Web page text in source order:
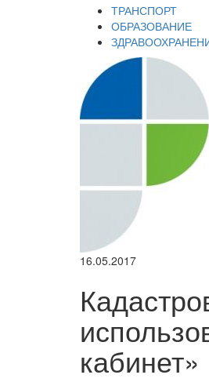
ТРАНСПОРТ
ОБРАЗОВАНИЕ
16.05.2017
кабинет»